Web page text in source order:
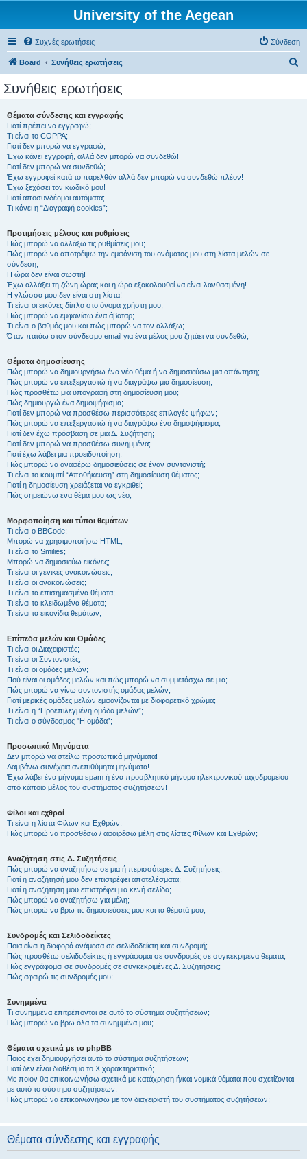
University of the Aegean
Συχνές ερωτήσεις Σύνδεση
Board Συνήθεις ερωτήσεις
Συνήθεις ερωτήσεις
Θέματα σύνδεσης και εγγραφής
Γιατί πρέπει να εγγραφώ;
Τι είναι το COPPA;
Γιατί δεν μπορώ να εγγραφώ;
Έχω κάνει εγγραφή, αλλά δεν μπορώ να συνδεθώ!
Γιατί δεν μπορώ να συνδεθώ;
Έχω εγγραφεί κατά το παρελθόν αλλά δεν μπορώ να συνδεθώ πλέον!
Έχω ξεχάσει τον κωδικό μου!
Γιατί αποσυνδέομαι αυτόματα;
Τι κάνει η “Διαγραφή cookies”;
Προτιμήσεις μέλους και ρυθμίσεις
Πώς μπορώ να αλλάξω τις ρυθμίσεις μου;
Πώς μπορώ να αποτρέψω την εμφάνιση του ονόματος μου στη λίστα μελών σε
σύνδεση;
Η ώρα δεν είναι σωστή!
Έχω αλλάξει τη ζώνη ώρας και η ώρα εξακολουθεί να είναι λανθασμένη!
Η γλώσσα μου δεν είναι στη λίστα!
Τι είναι οι εικόνες δίπλα στο όνομα χρήστη μου;
Πώς μπορώ να εμφανίσω ένα άβαταρ;
Τι είναι ο βαθμός μου και πώς μπορώ να τον αλλάξω;
Όταν πατάω στον σύνδεσμο email για ένα μέλος μου ζητάει να συνδεθώ;
Θέματα δημοσίευσης
Πώς μπορώ να δημιουργήσω ένα νέο θέμα ή να δημοσιεύσω μια απάντηση;
Πώς μπορώ να επεξεργαστώ ή να διαγράψω μια δημοσίευση;
Πώς προσθέτω μια υπογραφή στη δημοσίευση μου;
Πώς δημιουργώ ένα δημοψήφισμα;
Γιατί δεν μπορώ να προσθέσω περισσότερες επιλογές ψήφων;
Πώς μπορώ να επεξεργαστώ ή να διαγράψω ένα δημοψήφισμα;
Γιατί δεν έχω πρόσβαση σε μια Δ. Συζήτηση;
Γιατί δεν μπορώ να προσθέσω συνημμένα;
Γιατί έχω λάβει μια προειδοποίηση;
Πώς μπορώ να αναφέρω δημοσιεύσεις σε έναν συντονιστή;
Τι είναι το κουμπί “Αποθήκευση” στη δημοσίευση θέματος;
Γιατί η δημοσίευση χρειάζεται να εγκριθεί;
Πώς σημειώνω ένα θέμα μου ως νέο;
Μορφοποίηση και τύποι θεμάτων
Τι είναι ο BBCode;
Μπορώ να χρησιμοποιήσω HTML;
Τι είναι τα Smilies;
Μπορώ να δημοσιεύω εικόνες;
Τι είναι οι γενικές ανακοινώσεις;
Τι είναι οι ανακοινώσεις;
Τι είναι τα επισημασμένα θέματα;
Τι είναι τα κλειδωμένα θέματα;
Τι είναι τα εικονίδια θεμάτων;
Επίπεδα μελών και Ομάδες
Τι είναι οι Διαχειριστές;
Τι είναι οι Συντονιστές;
Τι είναι οι ομάδες μελών;
Πού είναι οι ομάδες μελών και πώς μπορώ να συμμετάσχω σε μια;
Πώς μπορώ να γίνω συντονιστής ομάδας μελών;
Γιατί μερικές ομάδες μελών εμφανίζονται με διαφορετικό χρώμα;
Τι είναι η “Προεπιλεγμένη ομάδα μελών”;
Τι είναι ο σύνδεσμος "Η ομάδα”;
Προσωπικά Μηνύματα
Δεν μπορώ να στείλω προσωπικά μηνύματα!
Λαμβάνω συνέχεια ανεπιθύμητα μηνύματα!
Έχω λάβει ένα μήνυμα spam ή ένα προσβλητικό μήνυμα ηλεκτρονικού ταχυδρομείου
από κάποιο μέλος του συστήματος συζητήσεων!
Φίλοι και εχθροί
Τι είναι η λίστα Φίλων και Εχθρών;
Πώς μπορώ να προσθέσω / αφαιρέσω μέλη στις λίστες Φίλων και Εχθρών;
Αναζήτηση στις Δ. Συζητήσεις
Πώς μπορώ να αναζητήσω σε μια ή περισσότερες Δ. Συζητήσεις;
Γιατί η αναζήτησή μου δεν επιστρέφει αποτελέσματα;
Γιατί η αναζήτηση μου επιστρέφει μια κενή σελίδα;
Πώς μπορώ να αναζητήσω για μέλη;
Πώς μπορώ να βρω τις δημοσιεύσεις μου και τα θέματά μου;
Συνδρομές και Σελιδοδείκτες
Ποια είναι η διαφορά ανάμεσα σε σελιδοδείκτη και συνδρομή;
Πώς προσθέτω σελιδοδείκτες ή εγγράφομαι σε συνδρομές σε συγκεκριμένα θέματα;
Πώς εγγράφομαι σε συνδρομές σε συγκεκριμένες Δ. Συζητήσεις;
Πώς αφαιρώ τις συνδρομές μου;
Συνημμένα
Τι συνημμένα επιτρέπονται σε αυτό το σύστημα συζητήσεων;
Πώς μπορώ να βρω όλα τα συνημμένα μου;
Θέματα σχετικά με το phpBB
Ποιος έχει δημιουργήσει αυτό το σύστημα συζητήσεων;
Γιατί δεν είναι διαθέσιμο το Χ χαρακτηριστικό;
Με ποιον θα επικοινωνήσω σχετικά με κατάχρηση ή/και νομικά θέματα που σχετίζονται
με αυτό το σύστημα συζητήσεων;
Πώς μπορώ να επικοινωνήσω με τον διαχειριστή του συστήματος συζητήσεων;
Θέματα σύνδεσης και εγγραφής